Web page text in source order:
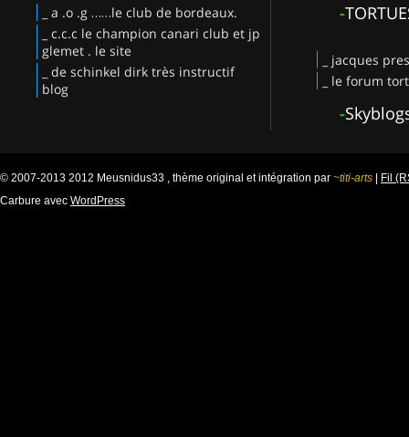
_ a .o .g ……le club de bordeaux.
_ c.c.c le champion canari club et jp
glemet . le site
_ de schinkel dirk très instructif
blog
-
_ jacques
_ le forum
-
© 2007-2013 2012 Meusnidus33 , thème original et intégration par ~titi-arts | Fil
Carbure avec WordPress